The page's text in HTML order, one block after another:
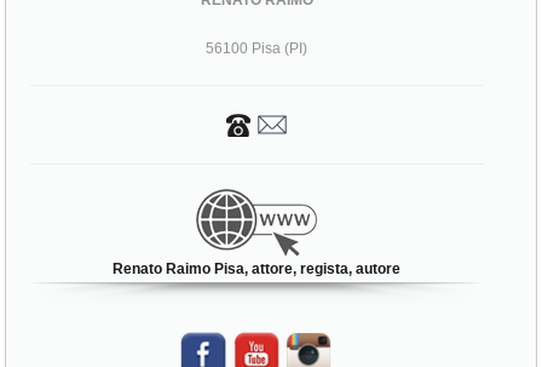
56100 Pisa (PI)
Renato Raimo Pisa, attore, regista, autore